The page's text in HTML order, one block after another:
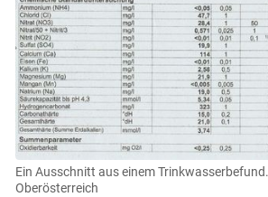
Ein Ausschnitt aus einem Trinkwasserbefund.
Oberösterreich